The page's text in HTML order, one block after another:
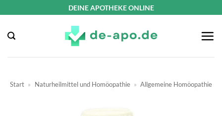
springen
DEINE APOTHEKE ONLINE
Start » Naturheilmittel und Homöopathie » Allgemeine Homöopathie